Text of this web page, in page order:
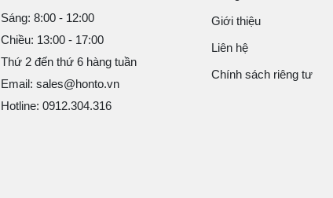
Sáng: 8:00 - 12:00
Chiều: 13:00 - 17:00
Thứ 2 đến thứ 6 hàng tuần
Email: sales@honto.vn
Hotline: 0912.304.316
Giới thiệu
Liên hệ
Chính sách riêng tư